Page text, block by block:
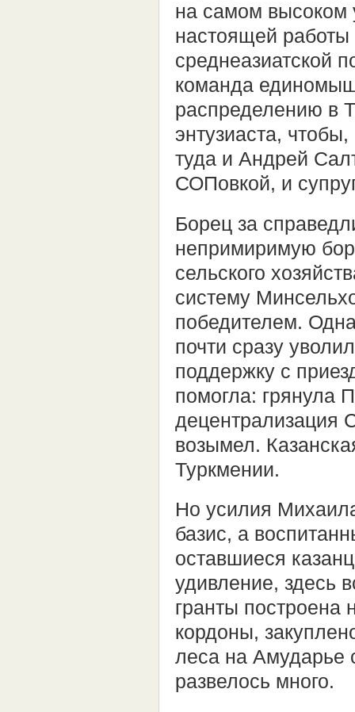
на самом высоком
настоящей работы
среднеазиатской
команда
распределению в
энтузиаста,
туда и Андрей
СОПовкой, и
Борец за
непримиримую
сельского
систему
победителем.
почти сразу
поддержку с
помогла: грянула
децентрализация
возымел.
Туркмении.
Но усилия
базис, а
оставшиеся
удивление, здесь
гранты построена
кордоны,
леса на Амударье
развелось много.